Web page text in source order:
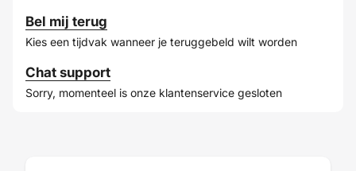
Bel mij terug
Kies een tijdvak wanneer je teruggebeld wilt worden
Chat support
Sorry, momenteel is onze klantenservice gesloten